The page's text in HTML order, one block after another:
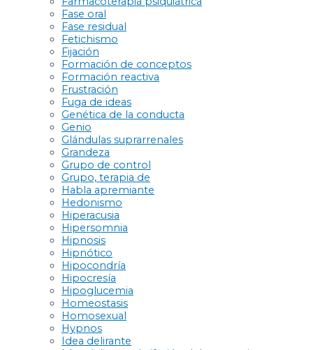
Fase oral
Fase residual
Fetichismo
Fijación
Formación de conceptos
Formación reactiva
Frustración
Fuga de ideas
Genética de la conducta
Genio
Glándulas suprarrenales
Grandeza
Grupo de control
Grupo, terapia de
Habla apremiante
Hedonismo
Hiperacusia
Hipersomnia
Hipnosis
Hipnótico
Hipocondría
Hipocresía
Hipoglucemia
Homeostasis
Homosexual
Hypnos
Idea delirante